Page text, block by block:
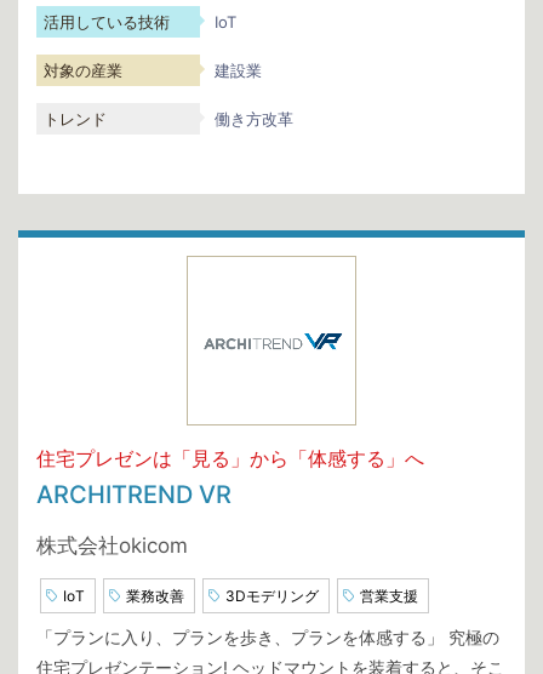
活用している技術 IoT
対象の産業 建設業
トレンド 働き方改革
住宅プレゼンは「見る」から「体感する」へ
ARCHITREND VR
株式会社okicom
IoT 業務改善 3Dモデリング 営業支援
「プランに入り、プランを歩き、プランを体感する」 究極の
住宅プレゼンテーション! ヘッドマウントを装着すると、そこ